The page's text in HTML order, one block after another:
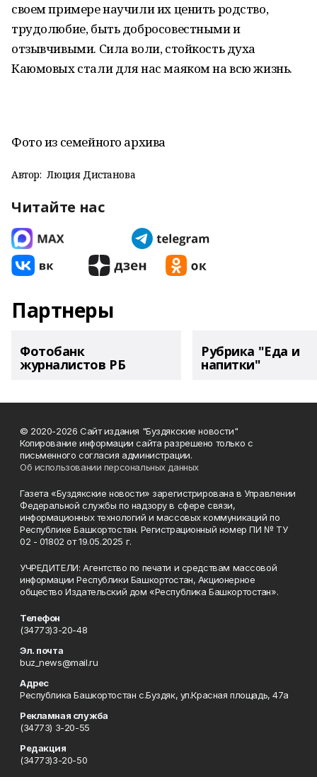
своем примере научили их ценить родство,
трудолюбие, быть добросовестными и
отзывчивыми. Сила воли, стойкость духа
Каюмовых стали для нас маяком на всю жизнь.
Фото из семейного архива
Автор: Люция Дистанова
Читайте нас
Партнеры
Фотобанк
журналистов РБ
Рубрика "Еда и
напитки"
© 2020-2026 Сайт издания "Буздякские новости"
Копирование информации сайта разрешено только с
письменного согласия администрации.
Об использовании персональных данных
Газета «Буздякские новости» зарегистрирована в Управлении
Федеральной службы по надзору в сфере связи,
информационных технологий и массовых коммуникаций по
Республике Башкортостан. Регистрационный номер ПИ № ТУ
02 - 01802 от 19.05.2025 г.
УЧРЕДИТЕЛИ: Агентство по печати и средствам массовой
информации Республики Башкортостан, Акционерное
общество Издательский дом «Республика Башкортостан».
Телефон
(34773)3-20-48
Эл. почта
buz_news@mail.ru
Адрес
Республика Башкортостан с.Буздяк, ул.Красная площадь, 47а
Рекламная служба
(34773) 3-20-55
Редакция
(34773)3-20-50